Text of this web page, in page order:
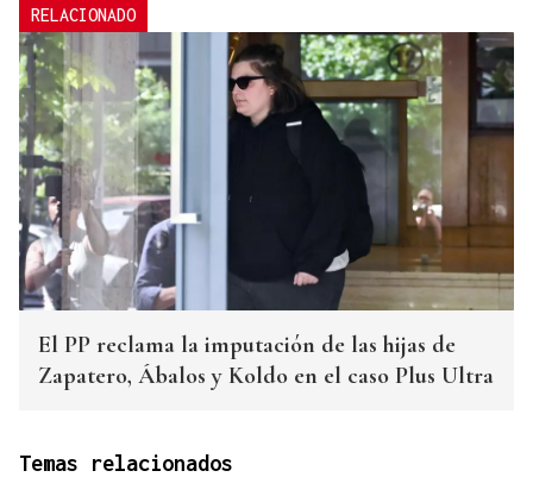
RELACIONADO
El PP reclama la imputación de las hijas de
Zapatero, Ábalos y Koldo en el caso Plus Ultra
Temas relacionados